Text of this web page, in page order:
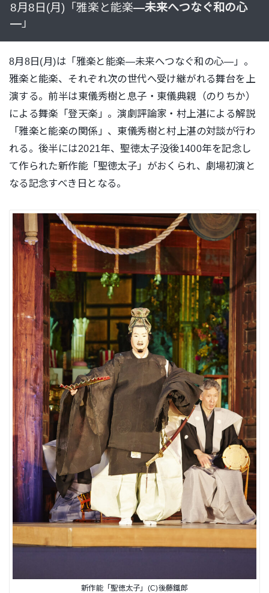
8月8日(月)「雅楽と能楽―未来へつなぐ和の心
―」
8月8日(月)は「雅楽と能楽―未来へつなぐ和の心―」。
雅楽と能楽、それぞれ次の世代へ受け継がれる舞台を上
演する。前半は東儀秀樹と息子・東儀典親（のりちか）
による舞楽「登天楽」。演劇評論家・村上湛による解説
「雅楽と能楽の関係」、東儀秀樹と村上湛の対談が行わ
れる。後半には2021年、聖徳太子没後1400年を記念し
て作られた新作能「聖徳太子」がおくられ、劇場初演と
なる記念すべき日となる。
新作能「聖徳太子」(C)後藤鐵郎